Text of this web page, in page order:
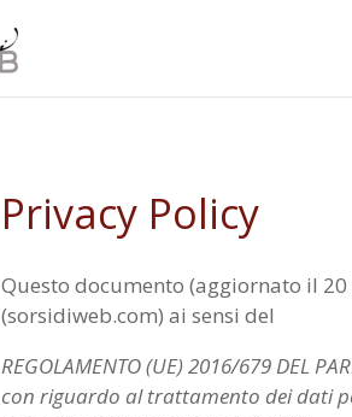
Privacy Policy
Questo documento (aggiornato il
(sorsidiweb.com) ai sensi del
REGOLAMENTO (UE) 2016/679 DEL
con riguardo al trattamento dei dati